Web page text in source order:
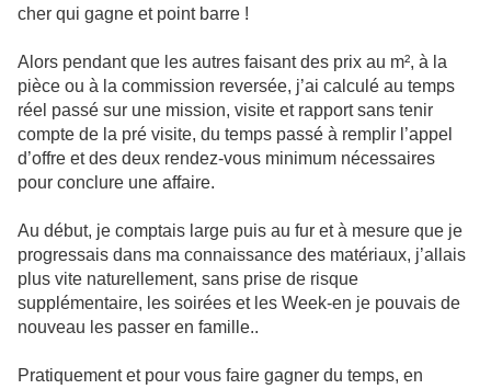
cher qui gagne et point barre !
Alors pendant que les autres faisant des prix au m², à la
pièce ou à la commission reversée, j’ai calculé au temps
réel passé sur une mission, visite et rapport sans tenir
compte de la pré visite, du temps passé à remplir l’appel
d’offre et des deux rendez-vous minimum nécessaires
pour conclure une affaire.
Au début, je comptais large puis au fur et à mesure que je
progressais dans ma connaissance des matériaux, j’allais
plus vite naturellement, sans prise de risque
supplémentaire, les soirées et les Week-en je pouvais de
nouveau les passer en famille..
Pratiquement et pour vous faire gagner du temps, en